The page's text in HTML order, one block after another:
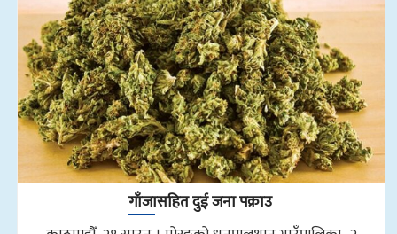
गाँजासहित दुई जना पक्राउ